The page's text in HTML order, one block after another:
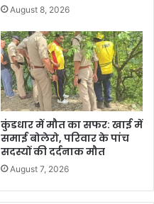
August 8, 2026
कुंडधार में मौत का सफर: खाई में
समाई बोलेरो, परिवार के पांच
सदस्यों की दर्दनाक मौत
August 7, 2026